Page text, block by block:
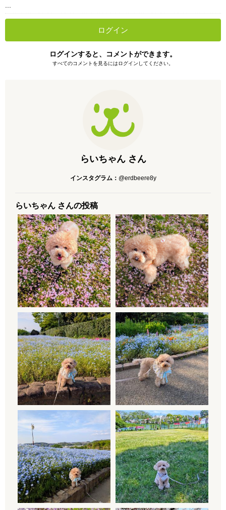
ログイン
ログインすると、コメントができます。
すべてのコメントを見るにはログインしてください。
らいちゃん さん
インスタグラム： @erdbeere8y
らいちゃん さんの投稿